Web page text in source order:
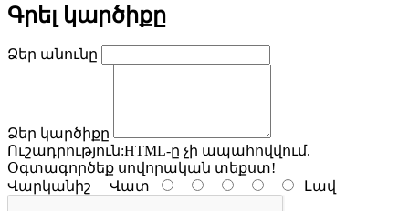
Գրել կարծիքը
Ձեր անունը
Ձեր կարծիքը
Ուշադրություն:HTML-ը չի ապահովվում.
Օգտագործեք սովորական տեքստ!
Վարկանիշ Վատ Լավ